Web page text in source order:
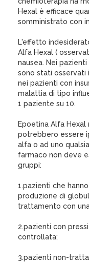
Hexal è efficace
somministrato con
L'effetto
Alfa Hexal (
nausea. Nei
sono stati osservati
nei pazienti con
malattia di tipo
1 paziente su 10.
Epoetina Alfa
potrebbero essere
alfa o ad uno
farmaco non deve
gruppi:
1.pazienti che
produzione di
trattamento con
2.pazienti con
controllata;
3.pazienti non-